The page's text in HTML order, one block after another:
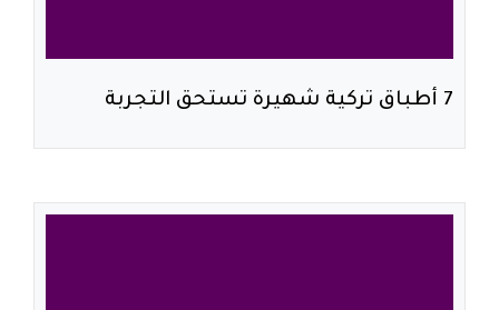
7 أطباق تركية شهيرة تستحق التجربة